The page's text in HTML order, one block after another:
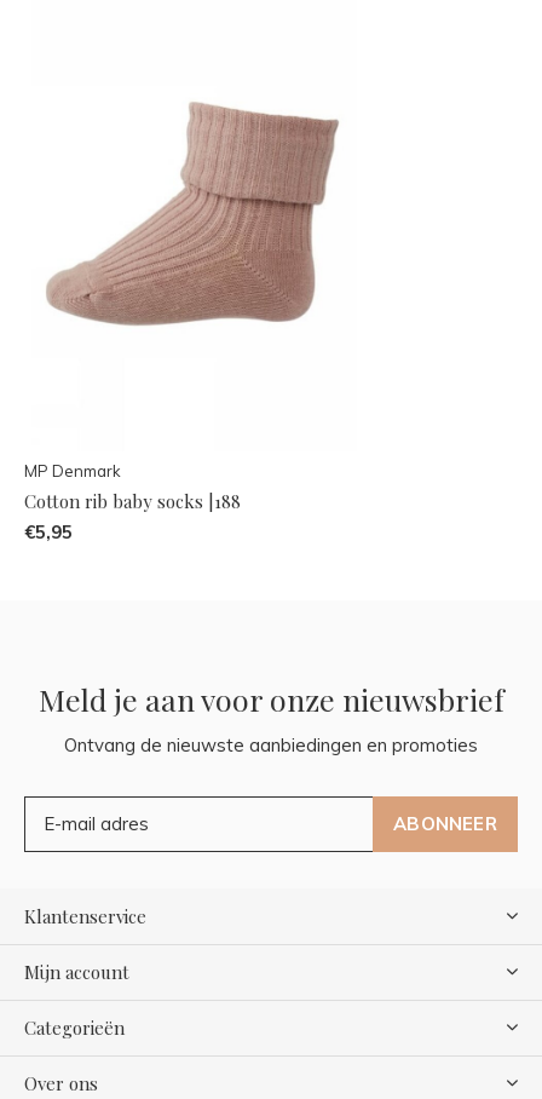
MP Denmark
Cotton rib baby socks |188
€5,95
Meld je aan voor onze nieuwsbrief
Ontvang de nieuwste aanbiedingen en promoties
ABONNEER
Klantenservice
Mijn account
Categorieën
Over ons